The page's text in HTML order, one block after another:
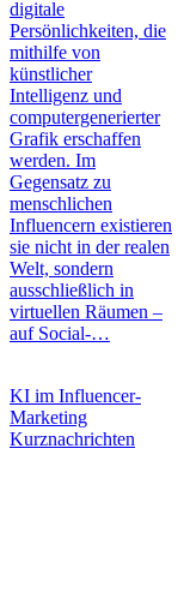
digitale
Persönlichkeiten, die
mithilfe von
künstlicher
Intelligenz und
computergenerierter
Grafik erschaffen
werden. Im
Gegensatz zu
menschlichen
Influencern existieren
sie nicht in der realen
Welt, sondern
ausschließlich in
virtuellen Räumen –
auf Social-…
KI im Influencer-
Marketing
Kurznachrichten